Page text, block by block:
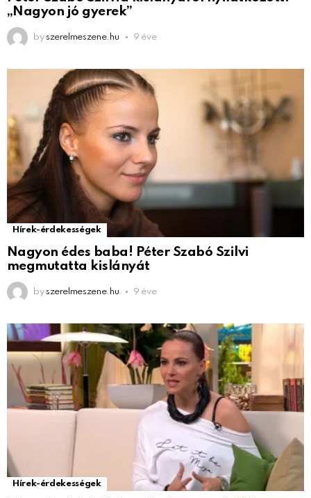
„Nagyon jó gyerek”
by szerelmeszene.hu 9 éve
Hírek-érdekességek
Nagyon édes baba! Péter Szabó Szilvi
megmutatta kislányát
by szerelmeszene.hu 9 éve
Hírek-érdekességek